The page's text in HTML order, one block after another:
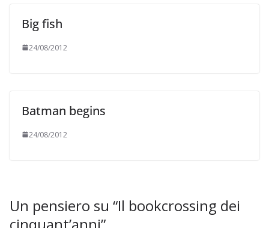
Big fish
24/08/2012
Batman begins
24/08/2012
Un pensiero su “Il bookcrossing dei